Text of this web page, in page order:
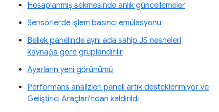
Hesaplanmış sekmesinde anlık güncellemeler
Sensörlerde işlem basıncı emülasyonu
Bellek panelinde aynı ada sahip JS nesneleri
kaynağa göre gruplandırılır
Ayarların yeni görünümü
Performans analizleri paneli artık desteklenmiyor ve
Geliştirici Araçları'ndan kaldırıldı